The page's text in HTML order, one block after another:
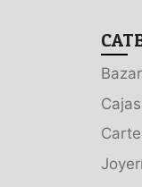
Bazar
Cajas